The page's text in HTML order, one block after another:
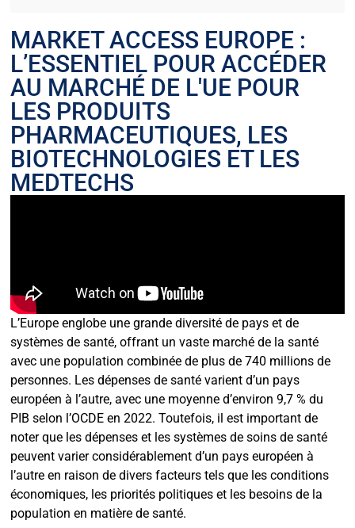
MARKET ACCESS EUROPE :
L’ESSENTIEL POUR ACCÉDER
AU MARCHÉ DE L'UE POUR
LES PRODUITS
PHARMACEUTIQUES, LES
BIOTECHNOLOGIES ET LES
MEDTECHS
L’Europe englobe une grande diversité de pays et de
systèmes de santé, offrant un vaste marché de la santé
avec une population combinée de plus de 740 millions de
personnes. Les dépenses de santé varient d’un pays
européen à l’autre, avec une moyenne d’environ 9,7 % du
PIB selon l’OCDE en 2022. Toutefois, il est important de
noter que les dépenses et les systèmes de soins de santé
peuvent varier considérablement d’un pays européen à
l’autre en raison de divers facteurs tels que les conditions
économiques, les priorités politiques et les besoins de la
population en matière de santé.